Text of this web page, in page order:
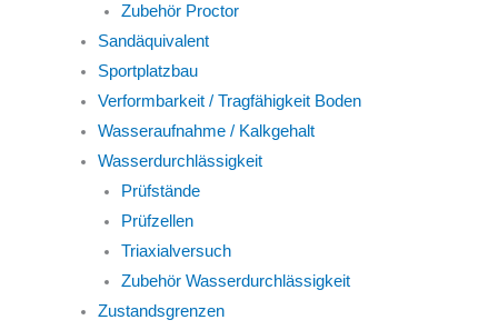
Zubehör Proctor
Sandäquivalent
Sportplatzbau
Verformbarkeit / Tragfähigkeit Boden
Wasseraufnahme / Kalkgehalt
Wasserdurchlässigkeit
Prüfstände
Prüfzellen
Triaxialversuch
Zubehör Wasserdurchlässigkeit
Zustandsgrenzen